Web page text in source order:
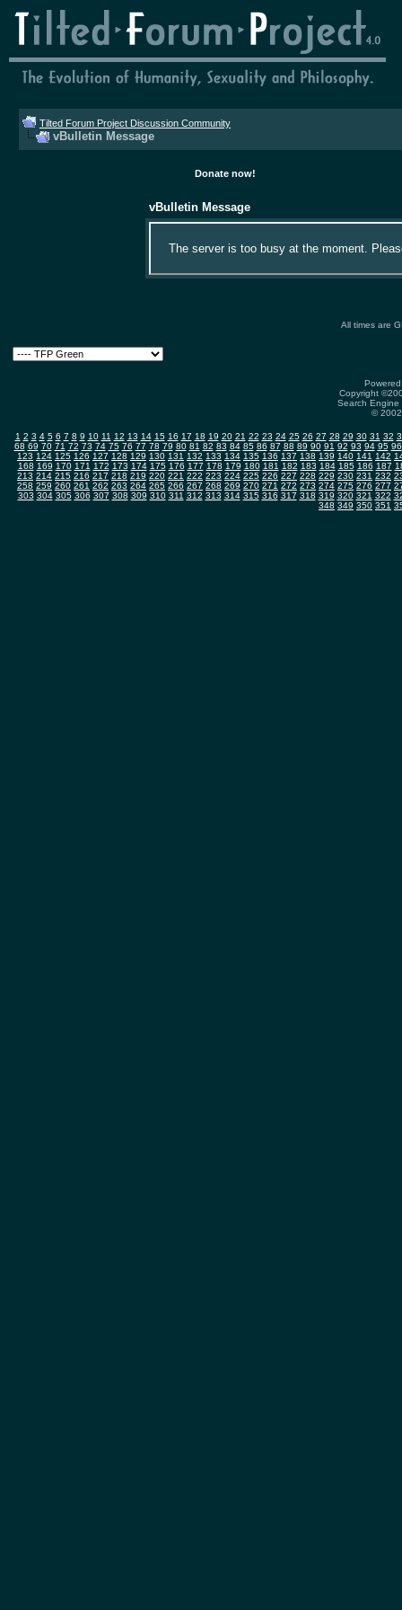
Tilted Forum Project Discussion Community
vBulletin Message
Donate now!
vBulletin Message
The server is too busy at the moment.
All times are
Copyright
Search
©
1 2 3 4 5 6 7 8 9 10 11 12 13 14 15 16 17 18 19 20 21 22 23 24 25 26 27 28 29 30 31 32
68 69 70 71 72 73 74 75 76 77 78 79 80 81 82 83 84 85 86 87 88 89 90 91 92 93 94 95 96
123 124 125 126 127 128 129 130 131 132 133 134 135 136 137 138 139 140 141 142
168 169 170 171 172 173 174 175 176 177 178 179 180 181 182 183 184 185 186 187
213 214 215 216 217 218 219 220 221 222 223 224 225 226 227 228 229 230 231 232
258 259 260 261 262 263 264 265 266 267 268 269 270 271 272 273 274 275 276 277
303 304 305 306 307 308 309 310 311 312 313 314 315 316 317 318 319 320 321 322
348 349 350 351